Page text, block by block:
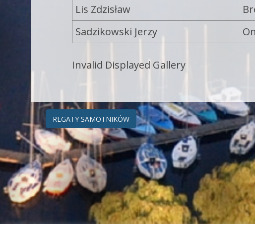
Lis Zdzisław
Sadzikowski Jerzy
Invalid Displayed Gallery
Zobacz
wpisy
REGATY SAMOTNIKÓW